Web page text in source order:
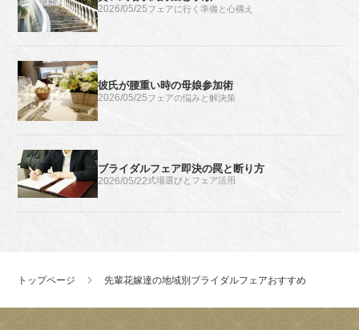
2026/05/25フェアに行く準備と心構え
彼氏が腰重い時の母娘参加術
2026/05/25フェアの悩みと解決策
ブライダルフェア即決の罠と断り方
2026/05/22式場選びとフェア活用
トップページ 先輩花嫁達の地域別ブライダルフェアおすすめ